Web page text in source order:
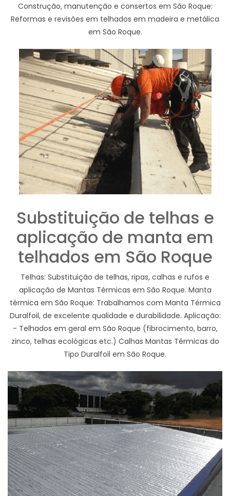
Construção, manutenção e consertos em São Roque:
Reformas e revisões em telhados em madeira e metálica
em São Roque.
Substituição de telhas e
aplicação de manta em
telhados em São Roque
Telhas: Substituição de telhas, ripas, calhas e rufos e
aplicação de Mantas Térmicas em São Roque. Manta
térmica em São Roque: Trabalhamos com Manta Térmica
Duralfoil, de excelente qualidade e durabilidade. Aplicação:
- Telhados em geral em São Roque (fibrocimento, barro,
zinco, telhas ecológicas etc.) Calhas Mantas Térmicas do
Tipo Duralfoil em São Roque.